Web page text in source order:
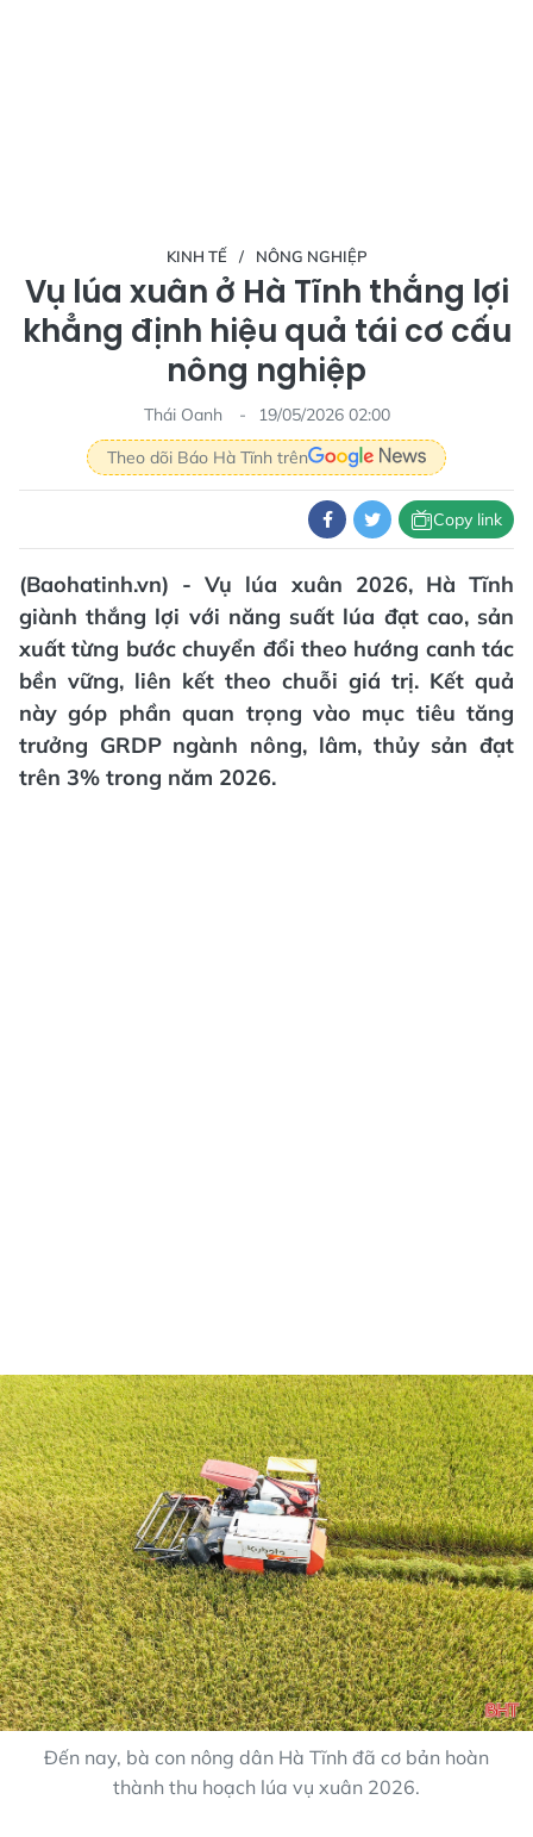
KINH TẾ NÔNG NGHIỆP
Vụ lúa xuân ở Hà Tĩnh thắng lợi
khẳng định hiệu quả tái cơ cấu
nông nghiệp
Thái Oanh
19/05/2026 02:00
Theo dõi Báo Hà Tĩnh trên
Copy link
(Baohatinh.vn) - Vụ lúa xuân 2026, Hà Tĩnh
giành thắng lợi với năng suất lúa đạt cao, sản
xuất từng bước chuyển đổi theo hướng canh tác
bền vững, liên kết theo chuỗi giá trị. Kết quả
này góp phần quan trọng vào mục tiêu tăng
trưởng GRDP ngành nông, lâm, thủy sản đạt
trên 3% trong năm 2026.
Đến nay, bà con nông dân Hà Tĩnh đã cơ bản hoàn
thành thu hoạch lúa vụ xuân 2026.